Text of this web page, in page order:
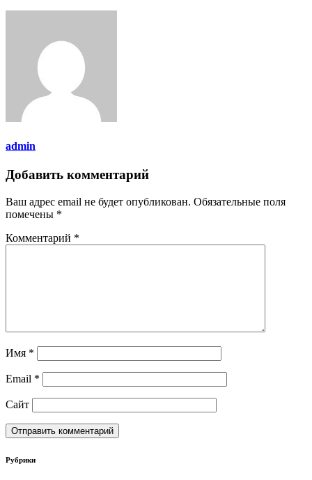
admin
Добавить комментарий
Ваш адрес email не будет опубликован. Обязательные поля
помечены *
Комментарий *
Имя *
Email *
Сайт
Рубрики